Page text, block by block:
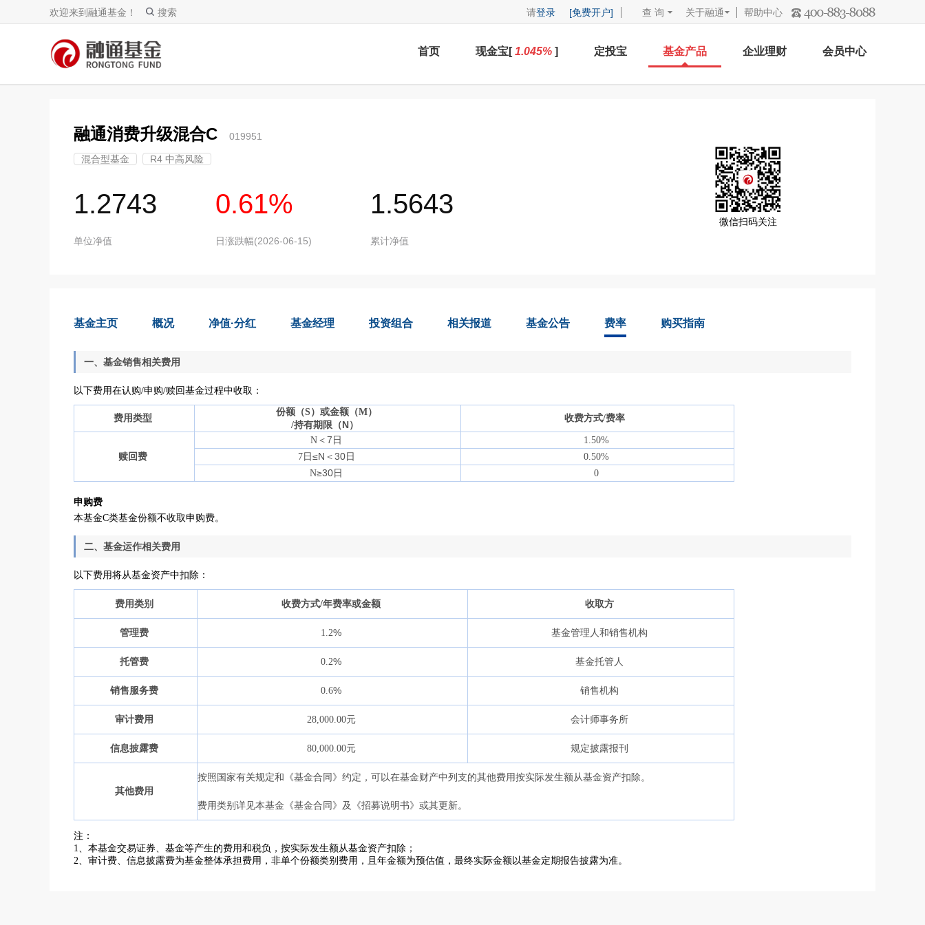
欢迎来到融通基金！ 搜索 请登录 [免费开户] 查 询 关于融通 帮助中心
首页 现金宝[1.045% ] 定投宝 基金产品 企业理财 会员中心
融通消费升级混合C 019951
混合型基金 R4 中高风险
1.2743
单位净值
0.61%
日涨跌幅(2026-06-15)
1.5643
累计净值
微信扫码关注
基金主页 概况 净值·分红 基金经理 投资组合 相关报道 基金公告 费率 购买指南
一、基金销售相关费用
以下费用在认购/申购/赎回基金过程中收取：
费用类型
份额（S）或金额（M）
/持有期限（N）
收费方式/费率
赎回费
N ＜7日
1.50%
7日≤N ＜30日
0.50%
N≥30日 0
申购费
本基金C类基金份额不收取申购费。
二、基金运作相关费用
以下费用将从基金资产中扣除：
费用类别 收费方式/年费率或金额 收取方
管理费 1.2% 基金管理人和销售机构
托管费 0.2% 基金托管人
销售服务费 0.6% 销售机构
审计费用 28,000.00元 会计师事务所
信息披露费 80,000.00元 规定披露报刊
其他费用
按照国家有关规定和《基金合同》约定，可以在基金财产中列支的其他费用按实际发生额从基金资产扣除。
费用类别详见本基金《基金合同》及《招募说明书》或其更新。
注：
1、本基金交易证券、基金等产生的费用和税负，按实际发生额从基金资产扣除；
2、审计费、信息披露费为基金整体承担费用，非单个份额类别费用，且年金额为预估值，最终实际金额以基金定期报告披露为准。